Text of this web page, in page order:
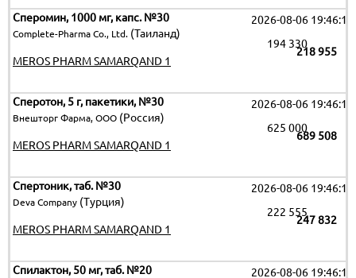
Сперомин, 1000 мг, капс. №30
Complete-Pharma Co., Ltd. (Таиланд)
2026-08-06 19:46:15
218 955
194 330
MEROS PHARM SAMARQAND 1
Сперотон, 5 г, пакетики, №30
Внешторг Фарма, ООО (Россия)
2026-08-06 19:46:15
689 508
625 000
MEROS PHARM SAMARQAND 1
Спертоник, таб. №30
Deva Company (Турция)
2026-08-06 19:46:15
247 832
222 555
MEROS PHARM SAMARQAND 1
Спилактон, 50 мг, таб. №20 2026-08-06 19:46:15